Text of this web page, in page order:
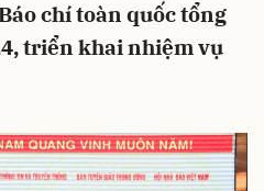
chí toàn quốc tổng
triển khai nhiệm vụ